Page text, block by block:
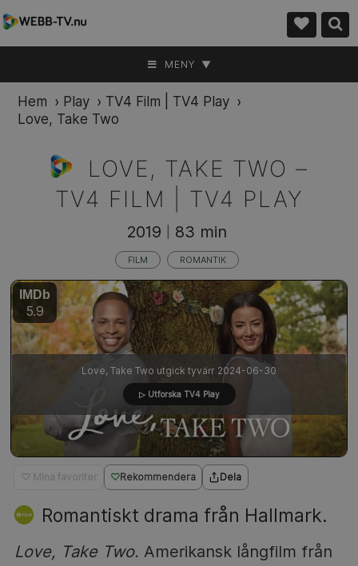
MENY ▼
Hem › Play › TV4 Film | TV4 Play ›
Love, Take Two
LOVE, TAKE TWO –
TV4 FILM | TV4 PLAY
♡ Mina favoriter Rekommendera Dela
Romantiskt drama från Hallmark.
Love, Take Two. Amerikansk långfilm från
Love, Take Two utgick tyvärr 2024-06-30
▷ Utforska TV4 Play
2019 83 min
FILM ROMANTIK
IMDb
5.9